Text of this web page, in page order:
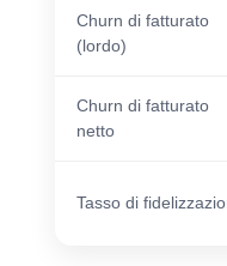
Churn di fatturato
(lordo)
Churn di fatturato
netto
Tasso di